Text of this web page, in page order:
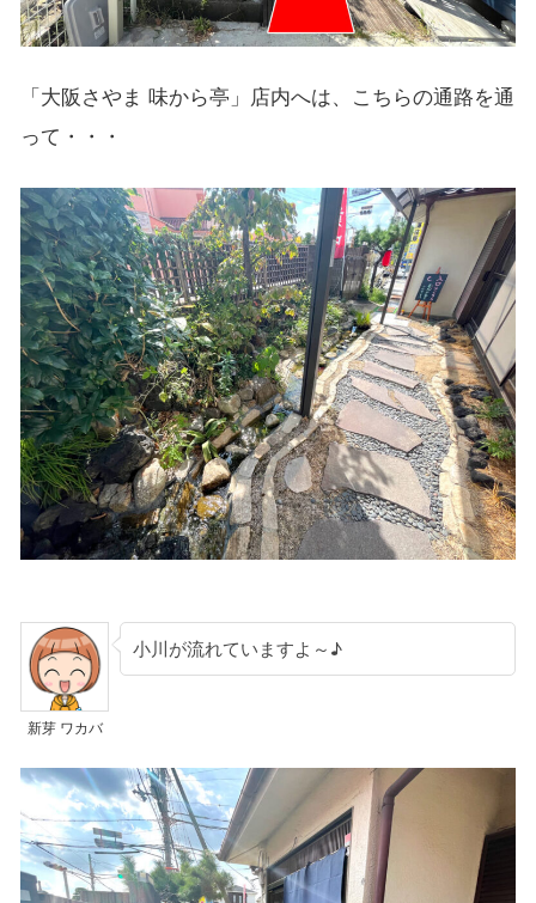
「大阪さやま 味から亭」店内へは、こちらの通路を通
って・・・
新芽 ワカバ
小川が流れていますよ～♪